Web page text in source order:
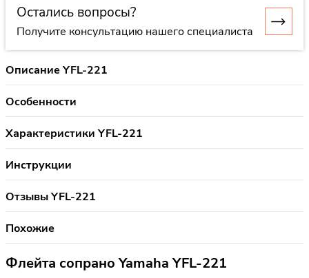
Остались вопросы?
Получите консультацию нашего специалиста
Описание YFL-221
Особенности
Характеристики YFL-221
Инструкции
Отзывы YFL-221
Похожие
Флейта сопрано Yamaha YFL-221